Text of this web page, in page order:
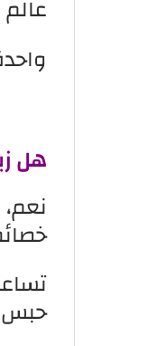
هل
حبس